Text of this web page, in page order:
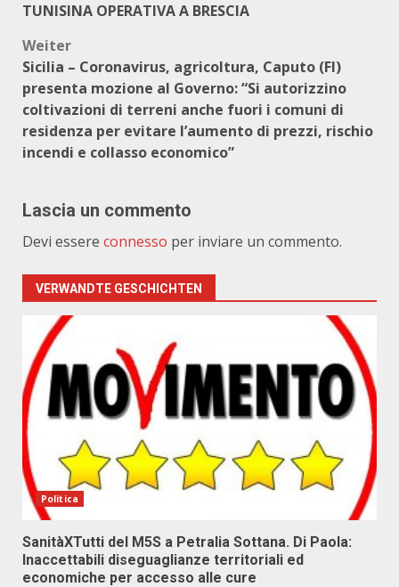
TUNISINA OPERATIVA A BRESCIA
Weiter
Sicilia – Coronavirus, agricoltura, Caputo (FI)
presenta mozione al Governo: “Si autorizzino
coltivazioni di terreni anche fuori i comuni di
residenza per evitare l’aumento di prezzi, rischio
incendi e collasso economico”
Lascia un commento
Devi essere connesso per inviare un commento.
VERWANDTE GESCHICHTEN
Politica
SanitàXTutti del M5S a Petralia Sottana. Di Paola:
Inaccettabili diseguaglianze territoriali ed
economiche per accesso alle cure